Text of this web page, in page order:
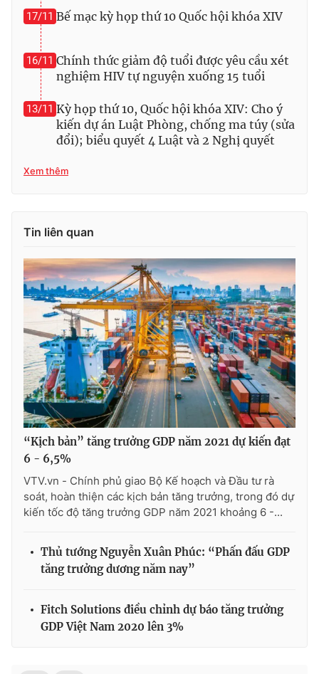
17/11 Bế mạc kỳ họp thứ 10 Quốc hội khóa XIV
16/11 Chính thức giảm độ tuổi được yêu cầu xét
nghiệm HIV tự nguyện xuống 15 tuổi
13/11 Kỳ họp thứ 10, Quốc hội khóa XIV: Cho ý
kiến dự án Luật Phòng, chống ma túy (sửa
đổi); biểu quyết 4 Luật và 2 Nghị quyết
Xem thêm
Tin liên quan
“Kịch bản” tăng trưởng GDP năm 2021 dự kiến đạt
6 - 6,5%
VTV.vn - Chính phủ giao Bộ Kế hoạch và Đầu tư rà
soát, hoàn thiện các kịch bản tăng trưởng, trong đó dự
kiến tốc độ tăng trưởng GDP năm 2021 khoảng 6 -...
Thủ tướng Nguyễn Xuân Phúc: “Phấn đấu GDP
tăng trưởng dương năm nay”
Fitch Solutions điều chỉnh dự báo tăng trưởng
GDP Việt Nam 2020 lên 3%